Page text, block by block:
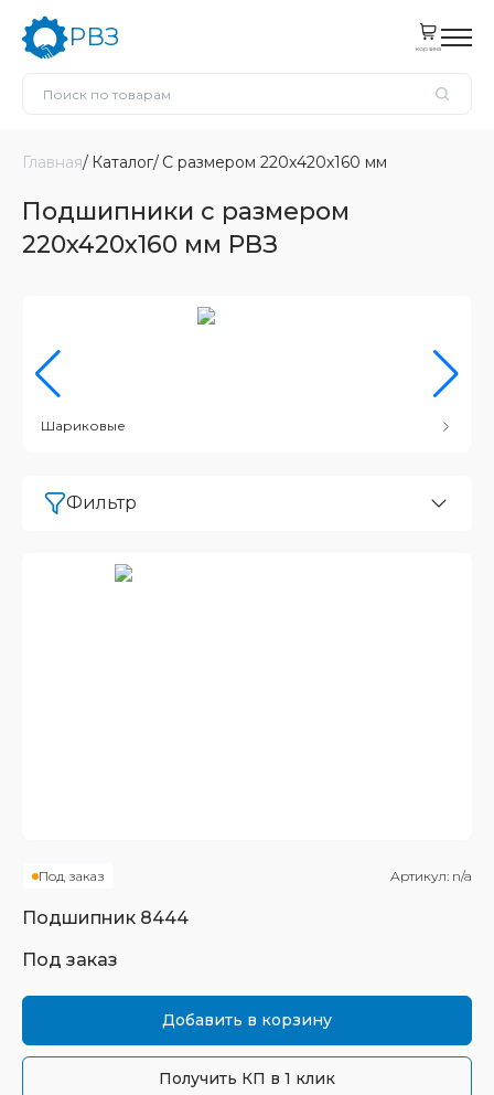
РВЗ корзина
Главная Каталог С размером 220x420x160 мм
Подшипники с размером
220x420x160 мм РВЗ
Шариковые
Фильтр
Под заказ Артикул: n/a
Подшипник 8444
Под заказ
Добавить в корзину
Получить КП в 1 клик